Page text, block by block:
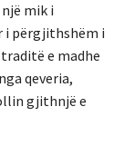
mik i
i përgjithshëm i
e madhe
qeveria,
gjithnjë e